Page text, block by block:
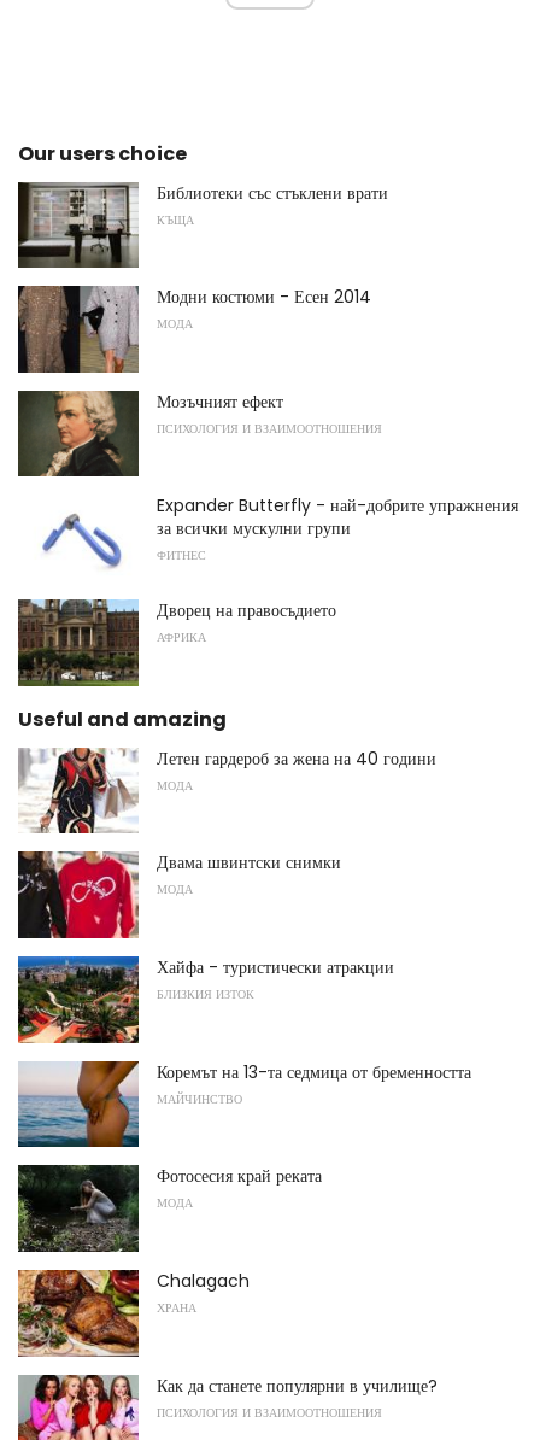
Our users choice
Библиотеки със стъклени врати
КЪЩА
Модни костюми - Есен 2014
МОДА
Мозъчният ефект
ПСИХОЛОГИЯ И ВЗАИМООТНОШЕНИЯ
Expander Butterfly - най-добрите упражнения
за всички мускулни групи
ФИТНЕС
Дворец на правосъдието
АФРИКА
Useful and amazing
Летен гардероб за жена на 40 години
МОДА
Двама швинтски снимки
МОДА
Хайфа - туристически атракции
БЛИЗКИЯ ИЗТОК
Коремът на 13-та седмица от бременността
МАЙЧИНСТВО
Фотосесия край реката
МОДА
Chalagach
ХРАНА
Как да станете популярни в училище?
ПСИХОЛОГИЯ И ВЗАИМООТНОШЕНИЯ